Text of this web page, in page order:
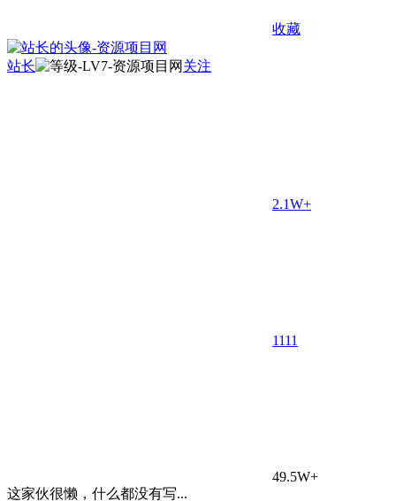
收藏
站长 关注
2.1W+
1111
49.5W+
这家伙很懒，什么都没有写...